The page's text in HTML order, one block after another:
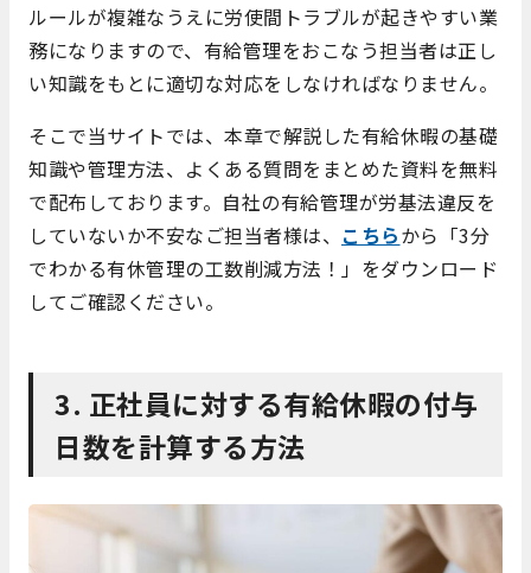
ルールが複雑なうえに労使間トラブルが起きやすい業
務になりますので、有給管理をおこなう担当者は正し
い知識をもとに適切な対応をしなければなりません。
そこで当サイトでは、本章で解説した有給休暇の基礎
知識や管理方法、よくある質問をまとめた資料を無料
で配布しております。自社の有給管理が労基法違反を
していないか不安なご担当者様は、 こちらから「3分
でわかる有休管理の工数削減方法！」をダウンロード
してご確認ください。
3. 正社員に対する有給休暇の付与
日数を計算する方法